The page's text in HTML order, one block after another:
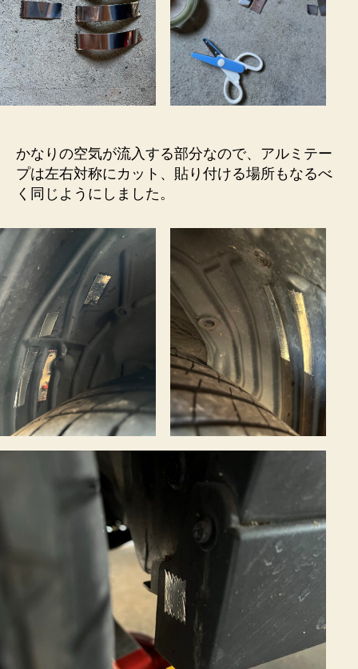
かなりの空気が流入する部分なので、アルミテー
プは左右対称にカット、貼り付ける場所もなるべ
く同じようにしました。